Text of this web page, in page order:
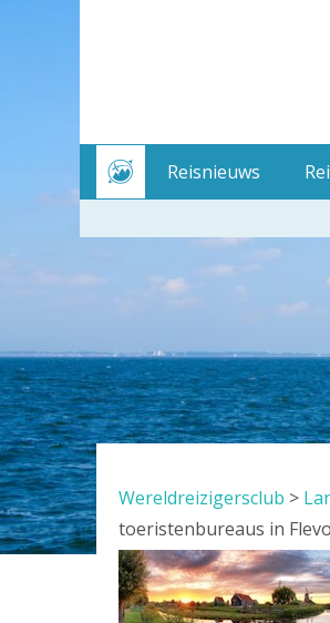
Reisnieuws
Wereldreizigersclub >
toeristenbureaus in